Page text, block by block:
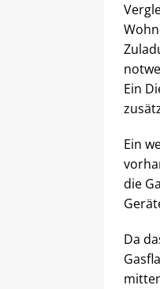
Ein
Ein
die
Da